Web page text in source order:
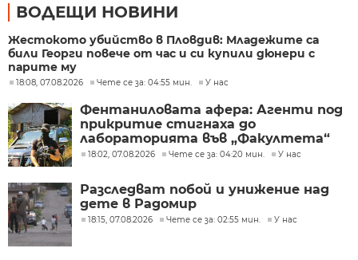
ВОДЕЩИ НОВИНИ
Жестокото убийство в Пловдив: Младежите са
били Георги повече от час и си купили дюнери с
парите му
18:08, 07.08.2026 Чете се за: 04:55 мин. У нас
Фентаниловата афера: Агенти под
прикритие стигнаха до
лабораторията във „Факултета“
18:02, 07.08.2026 Чете се за: 04:20 мин. У нас
Разследват побой и унижение над
дете в Радомир
18:15, 07.08.2026 Чете се за: 02:55 мин. У нас